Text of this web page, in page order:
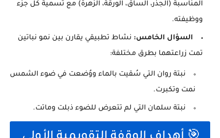
المناسبة (الجذر، الساق، الورقة، الزهرة) مع تسمية كل جزء
ووظيفته.
السؤال الخامس: نشاط تطبيقي يقارن بين نمو نباتين
تمت زراعتهما بطرق مختلفة:
نبتة روان التي سُقيت بالماء ووُضعت في ضوء الشمس
نمت وتكبرت.
نبتة سلمان التي لم تتعرض للضوء ذبلت وماتت.